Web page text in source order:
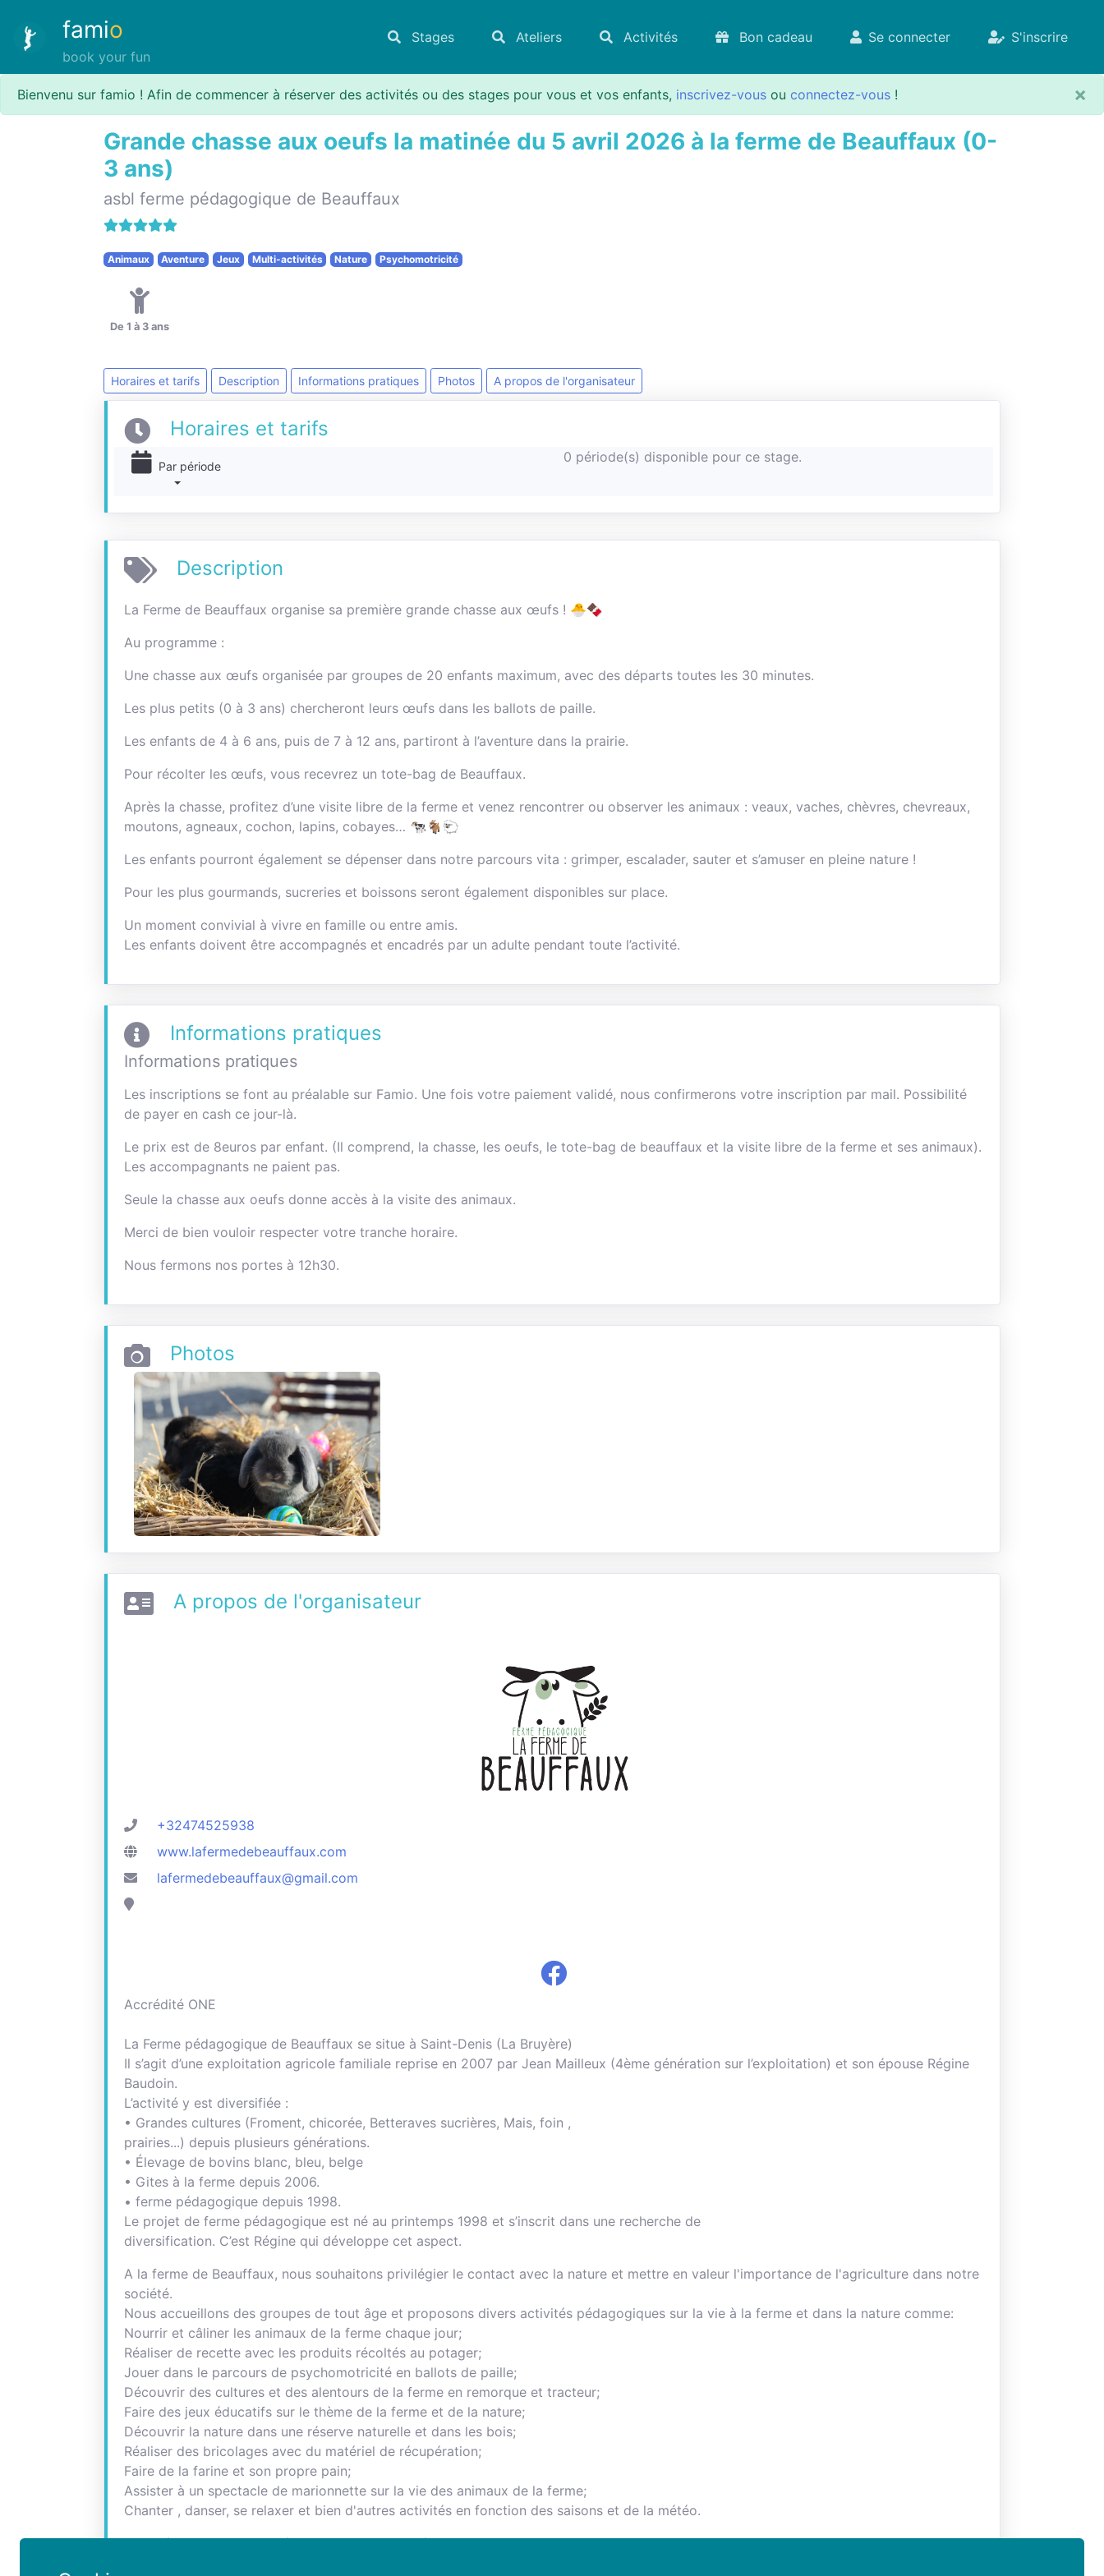
famio
book your fun
Stages Ateliers Activités Bon cadeau Se connecter S'inscrire
Bienvenu sur famio ! Afin de commencer à réserver des activités ou des stages pour vous et vos enfants, inscrivez-vous ou connectez-vous ! ×
Grande chasse aux oeufs la matinée du 5 avril 2026 à la ferme de Beauffaux (0-
3 ans)
asbl ferme pédagogique de Beauffaux
Animaux Aventure Jeux Multi-activités Nature Psychomotricité
De 1 à 3 ans
Horaires et tarifs Description Informations pratiques Photos A propos de l'organisateur
Horaires et tarifs
Par période
0 période(s) disponible pour ce stage.
Description
La Ferme de Beauffaux organise sa première grande chasse aux œufs ! 🐣🍫
Au programme :
Une chasse aux œufs organisée par groupes de 20 enfants maximum, avec des départs toutes les 30 minutes.
Les plus petits (0 à 3 ans) chercheront leurs œufs dans les ballots de paille.
Les enfants de 4 à 6 ans, puis de 7 à 12 ans, partiront à l’aventure dans la prairie.
Pour récolter les œufs, vous recevrez un tote-bag de Beauffaux.
Après la chasse, profitez d’une visite libre de la ferme et venez rencontrer ou observer les animaux : veaux, vaches, chèvres, chevreaux,
moutons, agneaux, cochon, lapins, cobayes… 🐄🐐🐑
Les enfants pourront également se dépenser dans notre parcours vita : grimper, escalader, sauter et s’amuser en pleine nature !
Pour les plus gourmands, sucreries et boissons seront également disponibles sur place.
Un moment convivial à vivre en famille ou entre amis.
Les enfants doivent être accompagnés et encadrés par un adulte pendant toute l’activité.
Informations pratiques
Informations pratiques
Les inscriptions se font au préalable sur Famio. Une fois votre paiement validé, nous confirmerons votre inscription par mail. Possibilité
de payer en cash ce jour-là.
Le prix est de 8euros par enfant. (Il comprend, la chasse, les oeufs, le tote-bag de beauffaux et la visite libre de la ferme et ses animaux).
Les accompagnants ne paient pas.
Seule la chasse aux oeufs donne accès à la visite des animaux.
Merci de bien vouloir respecter votre tranche horaire.
Nous fermons nos portes à 12h30.
Photos
A propos de l'organisateur
+32474525938
www.lafermedebeauffaux.com
lafermedebeauffaux@gmail.com
Accrédité ONE
La Ferme pédagogique de Beauffaux se situe à Saint-Denis (La Bruyère)
Il s’agit d’une exploitation agricole familiale reprise en 2007 par Jean Mailleux (4ème génération sur l’exploitation) et son épouse Régine
Baudoin.
L’activité y est diversifiée :
• Grandes cultures (Froment, chicorée, Betteraves sucrières, Mais, foin ,
prairies...) depuis plusieurs générations.
• Élevage de bovins blanc, bleu, belge
• Gites à la ferme depuis 2006.
• ferme pédagogique depuis 1998.
Le projet de ferme pédagogique est né au printemps 1998 et s’inscrit dans une recherche de
diversification. C’est Régine qui développe cet aspect.
A la ferme de Beauffaux, nous souhaitons privilégier le contact avec la nature et mettre en valeur l'importance de l'agriculture dans notre
société.
Nous accueillons des groupes de tout âge et proposons divers activités pédagogiques sur la vie à la ferme et dans la nature comme:
Nourrir et câliner les animaux de la ferme chaque jour;
Réaliser de recette avec les produits récoltés au potager;
Jouer dans le parcours de psychomotricité en ballots de paille;
Découvrir des cultures et des alentours de la ferme en remorque et tracteur;
Faire des jeux éducatifs sur le thème de la ferme et de la nature;
Découvrir la nature dans une réserve naturelle et dans les bois;
Réaliser des bricolages avec du matériel de récupération;
Faire de la farine et son propre pain;
Assister à un spectacle de marionnette sur la vie des animaux de la ferme;
Chanter , danser, se relaxer et bien d'autres activités en fonction des saisons et de la météo.
Notre équipe est composée de 4 animatrices: Régine, Justine, Rose et Justine.